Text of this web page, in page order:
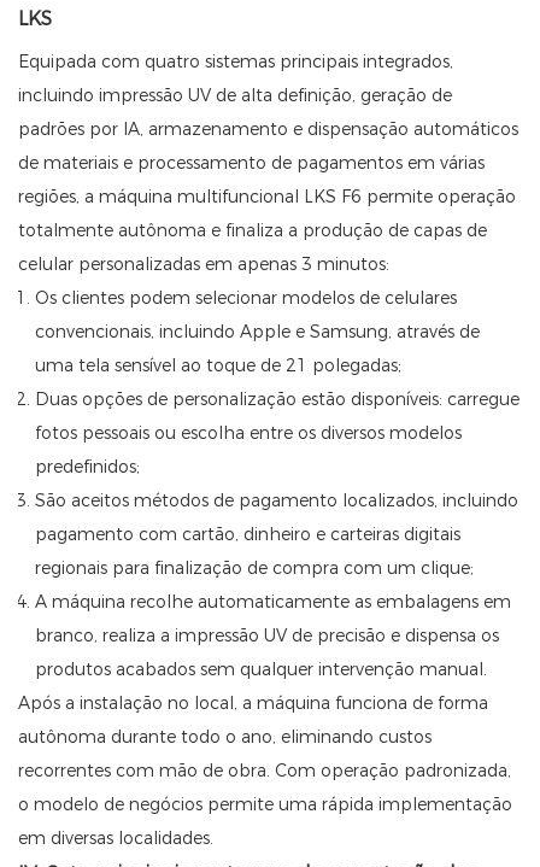
LKS
Equipada com quatro sistemas principais integrados,
incluindo impressão UV de alta definição, geração de
padrões por IA, armazenamento e dispensação automáticos
de materiais e processamento de pagamentos em várias
regiões, a máquina multifuncional LKS F6 permite operação
totalmente autônoma e finaliza a produção de capas de
celular personalizadas em apenas 3 minutos:
Os clientes podem selecionar modelos de celulares
convencionais, incluindo Apple e Samsung, através de
uma tela sensível ao toque de 21 polegadas;
Duas opções de personalização estão disponíveis: carregue
fotos pessoais ou escolha entre os diversos modelos
predefinidos;
São aceitos métodos de pagamento localizados, incluindo
pagamento com cartão, dinheiro e carteiras digitais
regionais para finalização de compra com um clique;
A máquina recolhe automaticamente as embalagens em
branco, realiza a impressão UV de precisão e dispensa os
produtos acabados sem qualquer intervenção manual.
Após a instalação no local, a máquina funciona de forma
autônoma durante todo o ano, eliminando custos
recorrentes com mão de obra. Com operação padronizada,
o modelo de negócios permite uma rápida implementação
em diversas localidades.